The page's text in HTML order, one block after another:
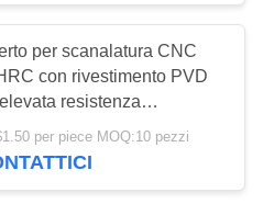
di giro del
per scanalatura CNC
con rivestimento PVD
resistenza
per la
dell'acciaio
per piece MOQ:10 pezzi